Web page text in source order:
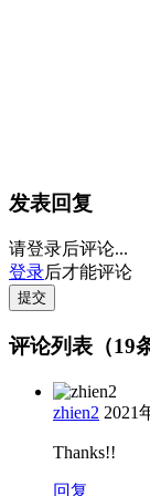
发表回复
请登录后评论...
登录后才能评论
提交
评论列表（19
zhien2 2021
Thanks!!
回复